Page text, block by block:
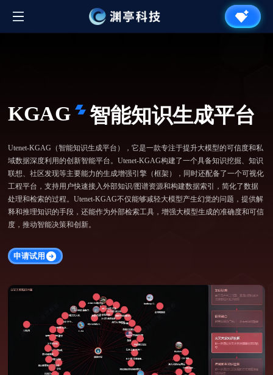
KGAG 智能知识生成平台
Utenet-KGAG（智能知识生成平台），它是一款专注于提升大模型的可信度和私
域数据深度利用的创新智能平台。Utenet-KGAG构建了一个具备知识挖掘、知识
联想、社区发现等主要能力的生成增强引擎（框架），同时还配备了一个可视化
工程平台，支持用户快速接入外部知识/图谱资源和构建数据索引，简化了数据
处理和检索的过程。Utenet-KGAG不仅能够减轻大模型产生幻觉的问题，提供解
释和推理知识的手段，还能作为外部检索工具，增强大模型生成的准确度和可信
度，推动智能决策和创新。
申请试用